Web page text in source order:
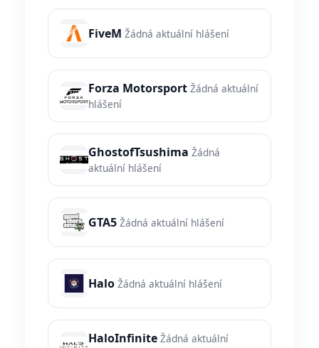
FiveM Žádná aktuální hlášení
Forza Motorsport Žádná aktuální
hlášení
GhostofTsushima Žádná
aktuální hlášení
GTA5 Žádná aktuální hlášení
Halo Žádná aktuální hlášení
HaloInfinite Žádná aktuální